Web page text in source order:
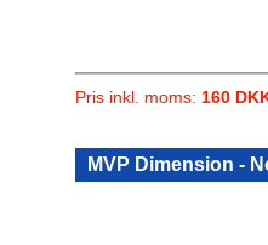
Pris inkl. moms: 160
MVP Dimension -